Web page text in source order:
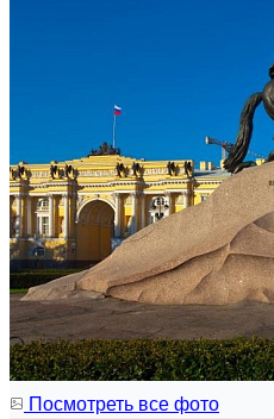
Посмотреть все фото